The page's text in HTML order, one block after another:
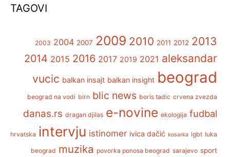
TAGOVI
2003 2004 2007 2009 2010 2011 2012 2013
2014 2015 2016 2017 2019 2021 aleksandar
vucic balkan insajt balkan insight beograd
beograd na vodi birn blic news boris tadic crvena zvezda
danas.rs dragan djilas e-novine ekologija fudbal
hrvatska intervju istinomer ivica dačić kosarka lgbt luka
beograd muzika povorka ponosa beograd sarajevo sport